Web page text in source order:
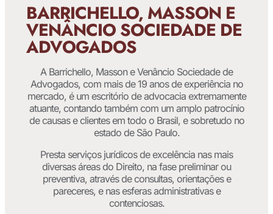
BARRICHELLO, MASSON E
VENÂNCIO SOCIEDADE DE
ADVOGADOS
A Barrichello, Masson e Venâncio Sociedade de
Advogados, com mais de 19 anos de experiência no
mercado, é um escritório de advocacia extremamente
atuante, contando também com um amplo patrocínio
de causas e clientes em todo o Brasil, e sobretudo no
estado de São Paulo.
Presta serviços jurídicos de excelência nas mais
diversas áreas do Direito, na fase preliminar ou
preventiva, através de consultas, orientações e
pareceres, e nas esferas administrativas e
contenciosas.